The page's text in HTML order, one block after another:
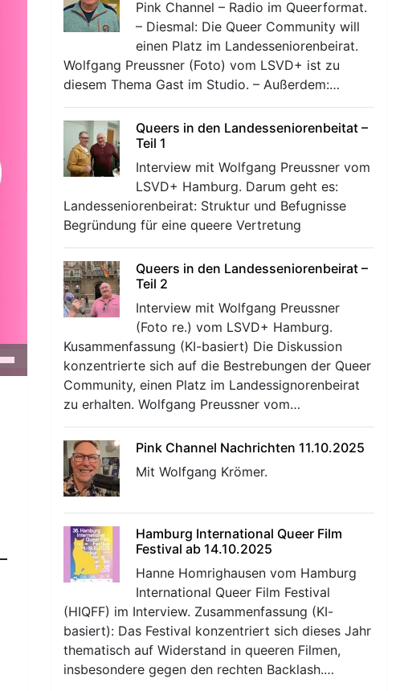
Pink Channel – Radio im Queerformat.
– Diesmal: Die Queer Community will
einen Platz im Landesseniorenbeirat.
Wolfgang Preussner (Foto) vom LSVD+ ist zu
diesem Thema Gast im Studio. – Außerdem:…
Queers in den Landesseniorenbeitat –
Teil 1
Interview mit Wolfgang Preussner vom
LSVD+ Hamburg. Darum geht es:
Landesseniorenbeirat: Struktur und Befugnisse
Begründung für eine queere Vertretung
Queers in den Landesseniorenbeirat –
Teil 2
Interview mit Wolfgang Preussner
(Foto re.) vom LSVD+ Hamburg.
Kusammenfassung (KI-basiert) Die Diskussion
konzentrierte sich auf die Bestrebungen der Queer
Community, einen Platz im Landessignorenbeirat
zu erhalten. Wolfgang Preussner vom…
Pink Channel Nachrichten 11.10.2025
Mit Wolfgang Krömer.
Hamburg International Queer Film
Festival ab 14.10.2025
Hanne Homrighausen vom Hamburg
International Queer Film Festival
(HIQFF) im Interview. Zusammenfassung (KI-
basiert): Das Festival konzentriert sich dieses Jahr
thematisch auf Widerstand in queeren Filmen,
insbesondere gegen den rechten Backlash.…